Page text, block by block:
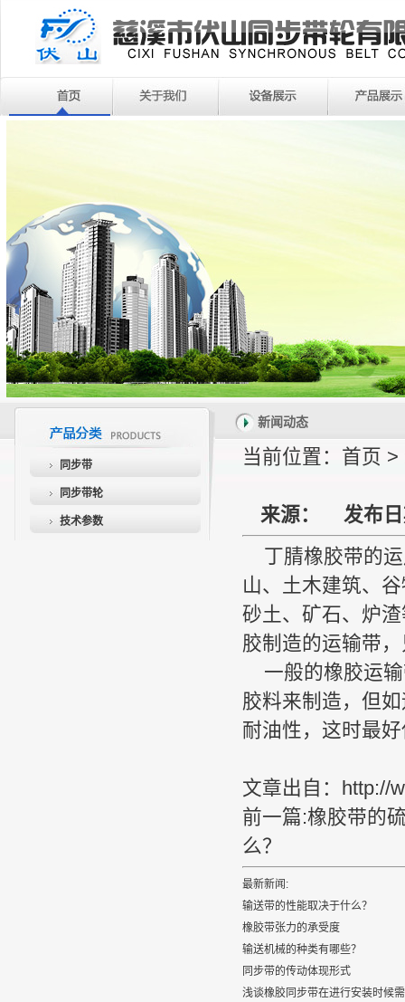
同步带
同步带轮
技术参数
新闻动态
当前位置： 首页 >
来源：
发布
丁腈橡胶带的运
山、土木建筑、
砂土、矿石、炉
胶制造的运输带
一般的橡胶运输
胶料来制造，但
耐油性，这时最
文章出自： http://
前一篇:橡胶带的
么？
最新新闻:
输送带的性能取决于什么？
橡胶带张力的承受度
输送机械的种类有哪些？
同步带的传动体现形式
浅谈橡胶同步带在进行安装时候